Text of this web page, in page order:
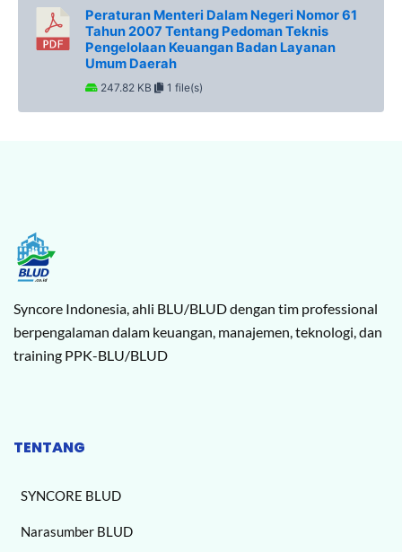
Peraturan Menteri Dalam Negeri Nomor 61
Tahun 2007 Tentang Pedoman Teknis
Pengelolaan Keuangan Badan Layanan
Umum Daerah
247.82 KB 1 file(s)
Syncore Indonesia, ahli BLU/BLUD dengan tim professional
berpengalaman dalam keuangan, manajemen, teknologi, dan
training PPK-BLU/BLUD
TENTANG
SYNCORE BLUD
Narasumber BLUD